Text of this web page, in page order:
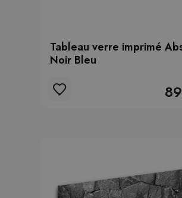
Tableau verre imprimé
Noir Bleu